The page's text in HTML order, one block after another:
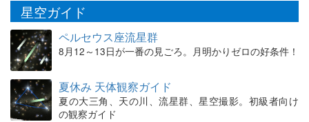
星空ガイド
ペルセウス座流星群
8月12～13日が一番の見ごろ。月明かりゼロの好条件！
夏休み 天体観察ガイド
夏の大三角、天の川、流星群、星空撮影。初級者向け
の観察ガイド